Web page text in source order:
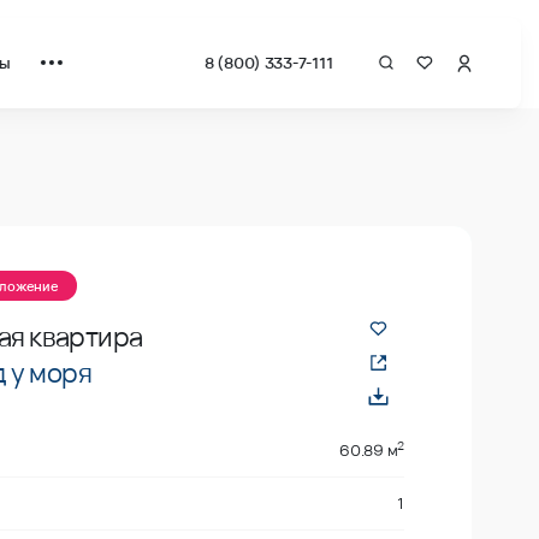
8 (800) 333-7-111
квартира
моря
60.89 м2
1